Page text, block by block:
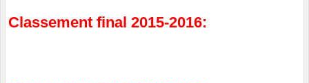
Classement final 2015-2016: